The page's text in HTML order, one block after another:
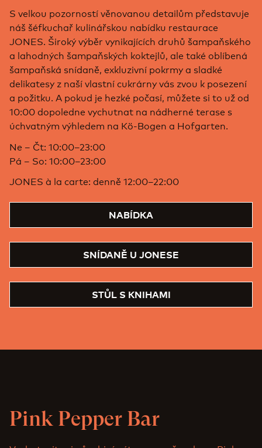
S velkou pozorností věnovanou detailům představuje
náš šéfkuchař kulinářskou nabídku restaurace
JONES. Široký výběr vynikajících druhů šampaňského
a lahodných šampaňských koktejlů, ale také oblíbená
šampaňská snídaně, exkluzivní pokrmy a sladké
delikatesy z naší vlastní cukrárny vás zvou k posezení
a požitku. A pokud je hezké počasí, můžete si to už od
10:00 dopoledne vychutnat na nádherné terase s
úchvatným výhledem na Kö-Bogen a Hofgarten.
Ne – Čt: 10:00–23:00
Pá – So: 10:00–23:00
JONES à la carte: denně 12:00–22:00
NABÍDKA
SNÍDANĚ U JONESE
STŮL S KNIHAMI
Pink Pepper Bar